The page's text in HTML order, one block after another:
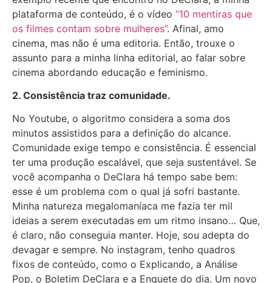
plataforma de conteúdo, é o vídeo “10 mentiras que
os filmes contam sobre mulheres”. Afinal, amo
cinema, mas não é uma editoria. Então, trouxe o
assunto para a minha linha editorial, ao falar sobre
cinema abordando educação e feminismo.
2. Consistência traz comunidade.
No Youtube, o algoritmo considera a soma dos
minutos assistidos para a definição do alcance.
Comunidade exige tempo e consistência. É essencial
ter uma produção escalável, que seja sustentável. Se
você acompanha o DeClara há tempo sabe bem:
esse é um problema com o qual já sofri bastante.
Minha natureza megalomaníaca me fazia ter mil
ideias a serem executadas em um ritmo insano… Que,
é claro, não conseguia manter. Hoje, sou adepta do
devagar e sempre. No instagram, tenho quadros
fixos de conteúdo, como o Explicando, a Análise
Pop, o Boletim DeClara e a Enquete do dia. Um novo